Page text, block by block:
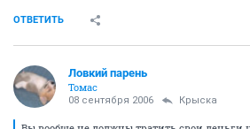
ОТВЕТИТЬ
Ловкий парень
Томас
08 сентября 2006 Крыска